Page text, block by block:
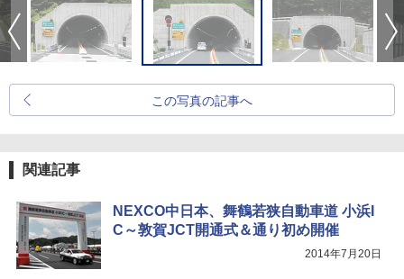
この写真の記事へ
関連記事
NEXCO中日本、舞鶴若狭自動車道 小浜I
C～敦賀JCT開通式＆通り初め開催
2014年7月20日